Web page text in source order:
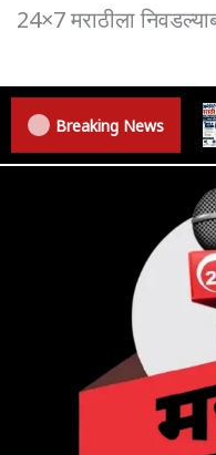
24×7 मराठीला
Breaking News